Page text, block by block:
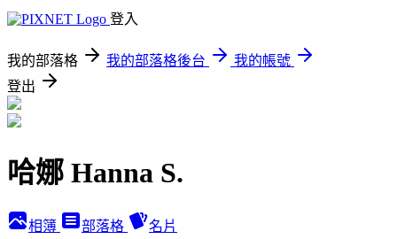
登入
我的部落格 我的部落格後台
我的帳號
登出
哈娜 Hanna S.
相簿 部落格 名片